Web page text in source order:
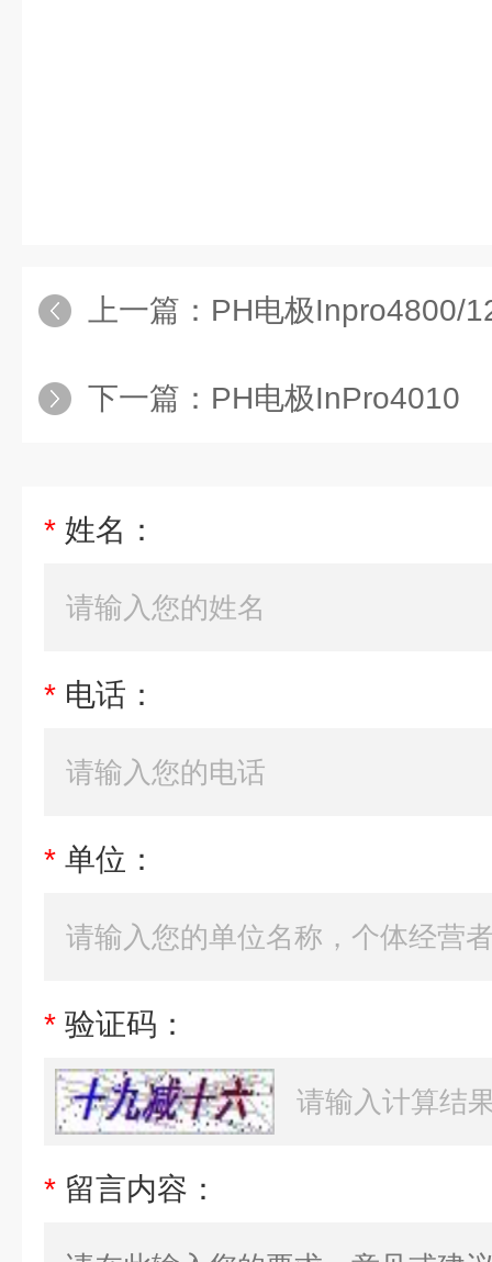
上一篇： PH电极Inpro4800/
下一篇： PH电极InPro4010
* 姓名：
* 电话：
* 单位：
* 验证码：
* 留言内容：